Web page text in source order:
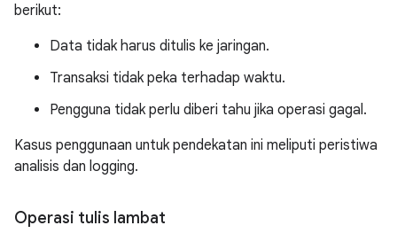
berikut:
Data tidak harus ditulis ke jaringan.
Transaksi tidak peka terhadap waktu.
Pengguna tidak perlu diberi tahu jika operasi gagal.
Kasus penggunaan untuk pendekatan ini meliputi peristiwa
analisis dan logging.
Operasi tulis lambat